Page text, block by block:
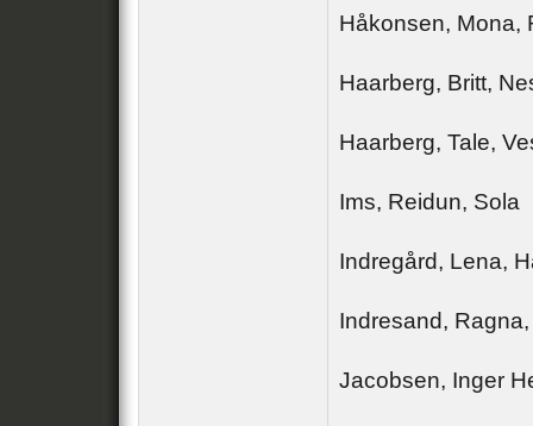
Håkonsen, Mona,
Haarberg, Britt,
Haarberg, Tale,
Ims, Reidun, Sola
Indregård, Lena,
Indresand,
Jacobsen, Inger